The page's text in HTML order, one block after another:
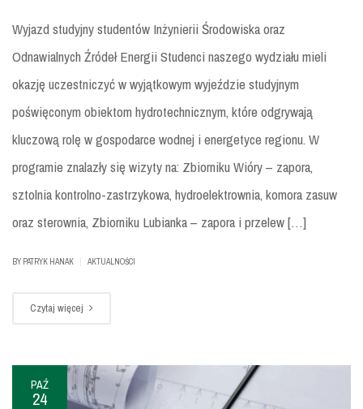
Wyjazd studyjny studentów Inżynierii Środowiska oraz
Odnawialnych Źródeł Energii Studenci naszego wydziału mieli
okazję uczestniczyć w wyjątkowym wyjeździe studyjnym
poświęconym obiektom hydrotechnicznym, które odgrywają
kluczową rolę w gospodarce wodnej i energetyce regionu. W
programie znalazły się wizyty na: Zbiorniku Wióry – zapora,
sztolnia kontrolno-zastrzykowa, hydroelektrownia, komora zasuw
oraz sterownia, Zbiorniku Lubianka – zapora i przelew […]
BY PATRYK HANAK AKTUALNOŚCI
Czytaj więcej
PAŹ
24